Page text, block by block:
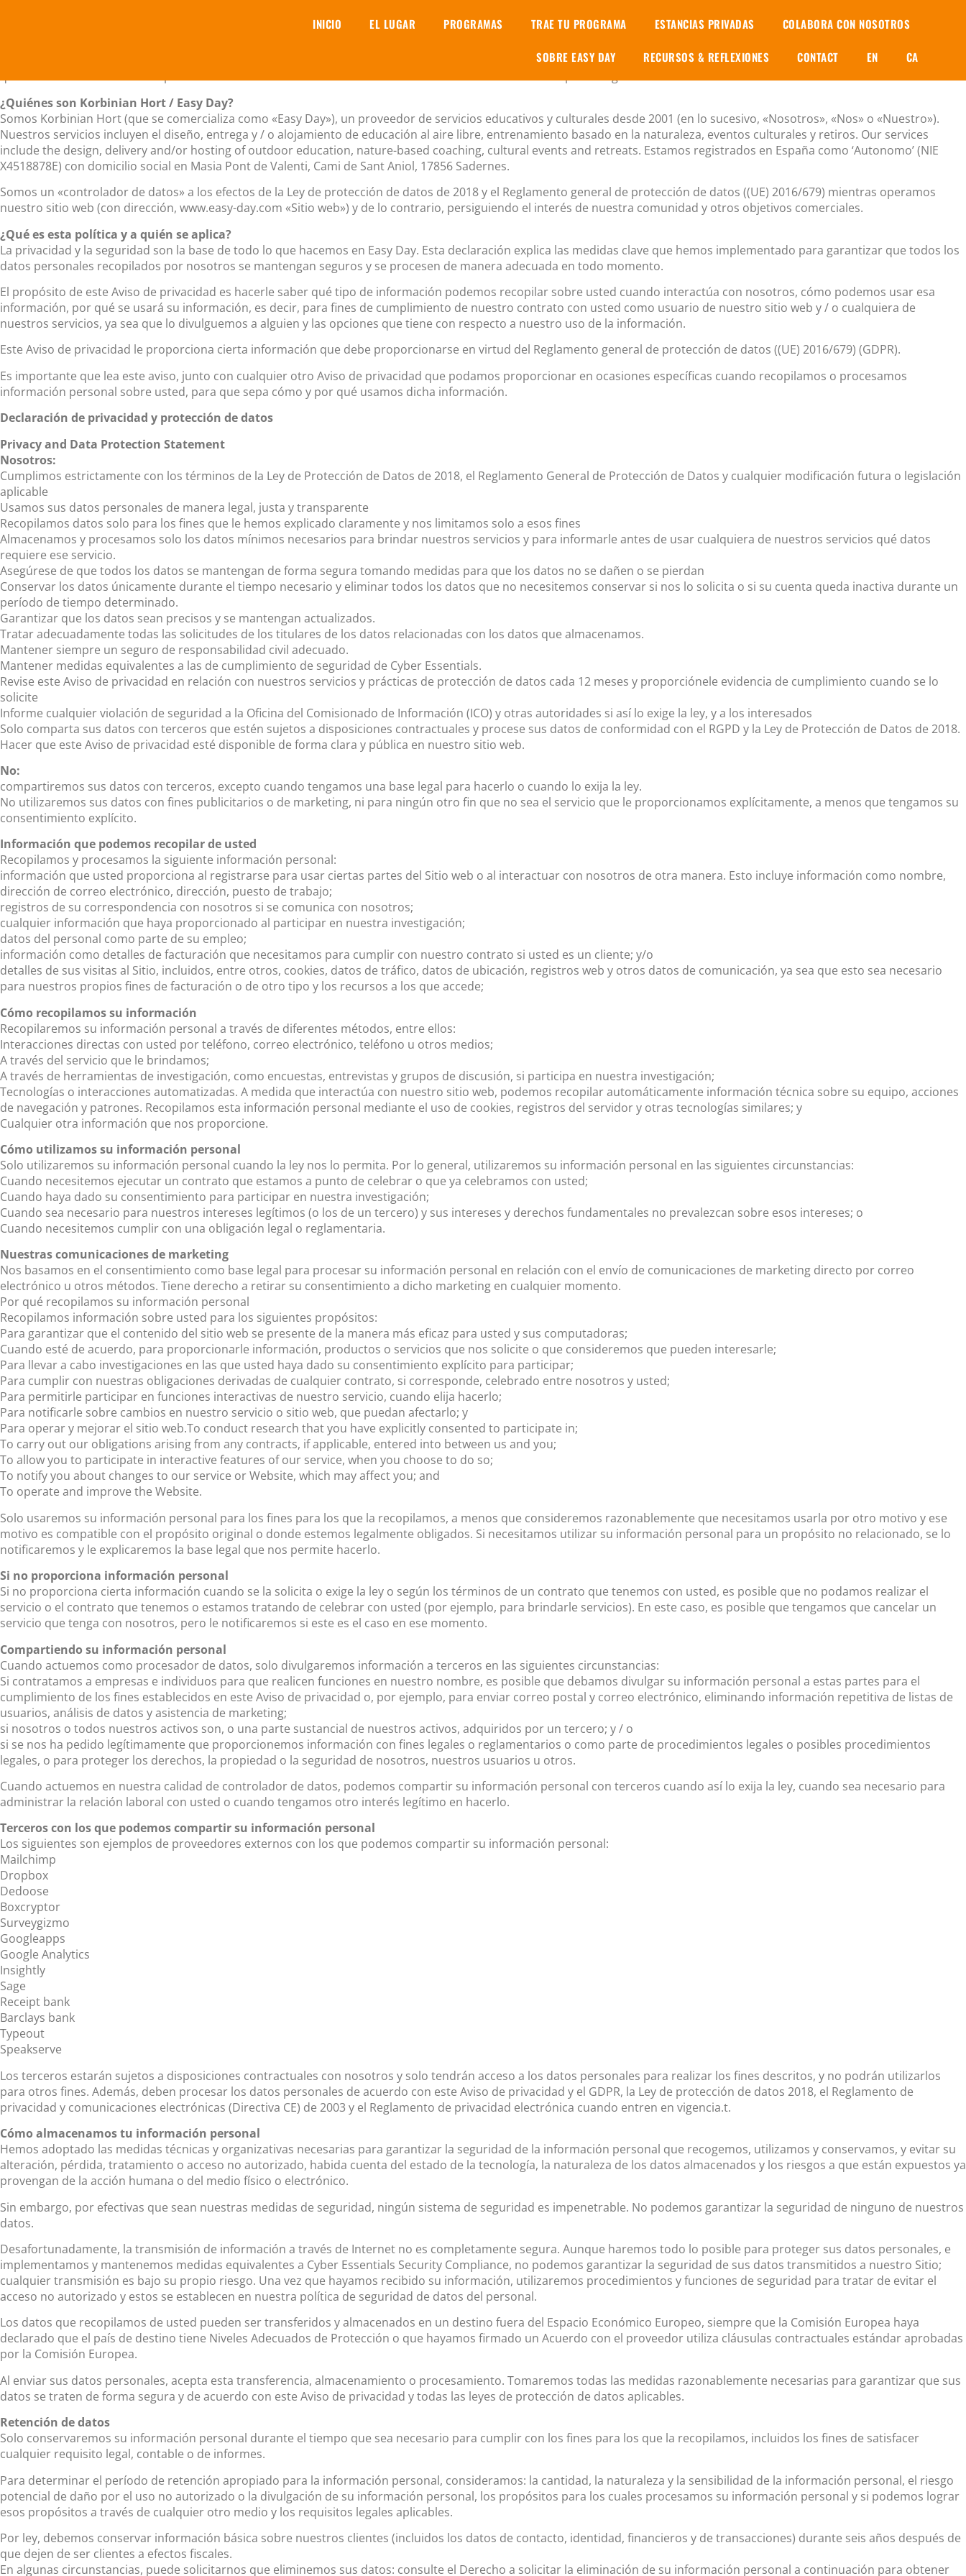
INICIO EL LUGAR PROGRAMAS TRAE TU PROGRAMA ESTANCIAS PRIVADAS COLABORA CON NOSOTROS
SOBRE EASY DAY RECURSOS & REFLEXIONES CONTACT EN CA
Este documento sustenta las políticas, promesas y contratos que hacemos con usted. Estamos comprometidos a proteger y respetar su privacidad.
This Privacy Notice sets out the basis on which any personal information we collect from you, or that you provide to Korbinian Hort/Easy Day will be processed by us. Es posible
¿Quiénes son Korbinian Hort / Easy Day?
Somos Korbinian Hort (que se comercializa como «Easy Day»), un proveedor de servicios educativos y culturales desde 2001 (en lo sucesivo, «Nosotros», «Nos» o «Nuestro»).
Nuestros servicios incluyen el diseño, entrega y / o alojamiento de educación al aire libre, entrenamiento basado en la naturaleza, eventos culturales y retiros. Our services
include the design, delivery and/or hosting of outdoor education, nature-based coaching, cultural events and retreats. Estamos registrados en España como ‘Autonomo’ (NIE
X4518878E) con domicilio social en Masia Pont de Valenti, Cami de Sant Aniol, 17856 Sadernes.
Somos un «controlador de datos» a los efectos de la Ley de protección de datos de 2018 y el Reglamento general de protección de datos ((UE) 2016/679) mientras operamos
nuestro sitio web (con dirección, www.easy-day.com «Sitio web») y de lo contrario, persiguiendo el interés de nuestra comunidad y otros objetivos comerciales.
¿Qué es esta política y a quién se aplica?
La privacidad y la seguridad son la base de todo lo que hacemos en Easy Day. Esta declaración explica las medidas clave que hemos implementado para garantizar que todos los
datos personales recopilados por nosotros se mantengan seguros y se procesen de manera adecuada en todo momento.
El propósito de este Aviso de privacidad es hacerle saber qué tipo de información podemos recopilar sobre usted cuando interactúa con nosotros, cómo podemos usar esa
información, por qué se usará su información, es decir, para fines de cumplimiento de nuestro contrato con usted como usuario de nuestro sitio web y / o cualquiera de
nuestros servicios, ya sea que lo divulguemos a alguien y las opciones que tiene con respecto a nuestro uso de la información.
Este Aviso de privacidad le proporciona cierta información que debe proporcionarse en virtud del Reglamento general de protección de datos ((UE) 2016/679) (GDPR).
Es importante que lea este aviso, junto con cualquier otro Aviso de privacidad que podamos proporcionar en ocasiones específicas cuando recopilamos o procesamos
información personal sobre usted, para que sepa cómo y por qué usamos dicha información.
Declaración de privacidad y protección de datos
Privacy and Data Protection Statement
Nosotros:
Cumplimos estrictamente con los términos de la Ley de Protección de Datos de 2018, el Reglamento General de Protección de Datos y cualquier modificación futura o legislación
aplicable
Usamos sus datos personales de manera legal, justa y transparente
Recopilamos datos solo para los fines que le hemos explicado claramente y nos limitamos solo a esos fines
Almacenamos y procesamos solo los datos mínimos necesarios para brindar nuestros servicios y para informarle antes de usar cualquiera de nuestros servicios qué datos
requiere ese servicio.
Asegúrese de que todos los datos se mantengan de forma segura tomando medidas para que los datos no se dañen o se pierdan
Conservar los datos únicamente durante el tiempo necesario y eliminar todos los datos que no necesitemos conservar si nos lo solicita o si su cuenta queda inactiva durante un
período de tiempo determinado.
Garantizar que los datos sean precisos y se mantengan actualizados.
Tratar adecuadamente todas las solicitudes de los titulares de los datos relacionadas con los datos que almacenamos.
Mantener siempre un seguro de responsabilidad civil adecuado.
Mantener medidas equivalentes a las de cumplimiento de seguridad de Cyber ​​Essentials.
Revise este Aviso de privacidad en relación con nuestros servicios y prácticas de protección de datos cada 12 meses y proporciónele evidencia de cumplimiento cuando se lo
solicite
Informe cualquier violación de seguridad a la Oficina del Comisionado de Información (ICO) y otras autoridades si así lo exige la ley, y a los interesados
Solo comparta sus datos con terceros que estén sujetos a disposiciones contractuales y procese sus datos de conformidad con el RGPD y la Ley de Protección de Datos de 2018.
Hacer que este Aviso de privacidad esté disponible de forma clara y pública en nuestro sitio web.
No:
compartiremos sus datos con terceros, excepto cuando tengamos una base legal para hacerlo o cuando lo exija la ley.
No utilizaremos sus datos con fines publicitarios o de marketing, ni para ningún otro fin que no sea el servicio que le proporcionamos explícitamente, a menos que tengamos su
consentimiento explícito.
Información que podemos recopilar de usted
Recopilamos y procesamos la siguiente información personal:
información que usted proporciona al registrarse para usar ciertas partes del Sitio web o al interactuar con nosotros de otra manera. Esto incluye información como nombre,
dirección de correo electrónico, dirección, puesto de trabajo;
registros de su correspondencia con nosotros si se comunica con nosotros;
cualquier información que haya proporcionado al participar en nuestra investigación;
datos del personal como parte de su empleo;
información como detalles de facturación que necesitamos para cumplir con nuestro contrato si usted es un cliente; y/o
detalles de sus visitas al Sitio, incluidos, entre otros, cookies, datos de tráfico, datos de ubicación, registros web y otros datos de comunicación, ya sea que esto sea necesario
para nuestros propios fines de facturación o de otro tipo y los recursos a los que accede;
Cómo recopilamos su información
Recopilaremos su información personal a través de diferentes métodos, entre ellos:
Interacciones directas con usted por teléfono, correo electrónico, teléfono u otros medios;
A través del servicio que le brindamos;
A través de herramientas de investigación, como encuestas, entrevistas y grupos de discusión, si participa en nuestra investigación;
Tecnologías o interacciones automatizadas. A medida que interactúa con nuestro sitio web, podemos recopilar automáticamente información técnica sobre su equipo, acciones
de navegación y patrones. Recopilamos esta información personal mediante el uso de cookies, registros del servidor y otras tecnologías similares; y
Cualquier otra información que nos proporcione.
Cómo utilizamos su información personal
Solo utilizaremos su información personal cuando la ley nos lo permita. Por lo general, utilizaremos su información personal en las siguientes circunstancias:
Cuando necesitemos ejecutar un contrato que estamos a punto de celebrar o que ya celebramos con usted;
Cuando haya dado su consentimiento para participar en nuestra investigación;
Cuando sea necesario para nuestros intereses legítimos (o los de un tercero) y sus intereses y derechos fundamentales no prevalezcan sobre esos intereses; o
Cuando necesitemos cumplir con una obligación legal o reglamentaria.
Nuestras comunicaciones de marketing
Nos basamos en el consentimiento como base legal para procesar su información personal en relación con el envío de comunicaciones de marketing directo por correo
electrónico u otros métodos. Tiene derecho a retirar su consentimiento a dicho marketing en cualquier momento.
Por qué recopilamos su información personal
Recopilamos información sobre usted para los siguientes propósitos:
Para garantizar que el contenido del sitio web se presente de la manera más eficaz para usted y sus computadoras;
Cuando esté de acuerdo, para proporcionarle información, productos o servicios que nos solicite o que consideremos que pueden interesarle;
Para llevar a cabo investigaciones en las que usted haya dado su consentimiento explícito para participar;
Para cumplir con nuestras obligaciones derivadas de cualquier contrato, si corresponde, celebrado entre nosotros y usted;
Para permitirle participar en funciones interactivas de nuestro servicio, cuando elija hacerlo;
Para notificarle sobre cambios en nuestro servicio o sitio web, que puedan afectarlo; y
Para operar y mejorar el sitio web.To conduct research that you have explicitly consented to participate in;
To carry out our obligations arising from any contracts, if applicable, entered into between us and you;
To allow you to participate in interactive features of our service, when you choose to do so;
To notify you about changes to our service or Website, which may affect you; and
To operate and improve the Website.
Solo usaremos su información personal para los fines para los que la recopilamos, a menos que consideremos razonablemente que necesitamos usarla por otro motivo y ese
motivo es compatible con el propósito original o donde estemos legalmente obligados. Si necesitamos utilizar su información personal para un propósito no relacionado, se lo
notificaremos y le explicaremos la base legal que nos permite hacerlo.
Si no proporciona información personal
Si no proporciona cierta información cuando se la solicita o exige la ley o según los términos de un contrato que tenemos con usted, es posible que no podamos realizar el
servicio o el contrato que tenemos o estamos tratando de celebrar con usted (por ejemplo, para brindarle servicios). En este caso, es posible que tengamos que cancelar un
servicio que tenga con nosotros, pero le notificaremos si este es el caso en ese momento.
Compartiendo su información personal
Cuando actuemos como procesador de datos, solo divulgaremos información a terceros en las siguientes circunstancias:
Si contratamos a empresas e individuos para que realicen funciones en nuestro nombre, es posible que debamos divulgar su información personal a estas partes para el
cumplimiento de los fines establecidos en este Aviso de privacidad o, por ejemplo, para enviar correo postal y correo electrónico, eliminando información repetitiva de listas de
usuarios, análisis de datos y asistencia de marketing;
si nosotros o todos nuestros activos son, o una parte sustancial de nuestros activos, adquiridos por un tercero; y / o
si se nos ha pedido legítimamente que proporcionemos información con fines legales o reglamentarios o como parte de procedimientos legales o posibles procedimientos
legales, o para proteger los derechos, la propiedad o la seguridad de nosotros, nuestros usuarios u otros.
Cuando actuemos en nuestra calidad de controlador de datos, podemos compartir su información personal con terceros cuando así lo exija la ley, cuando sea necesario para
administrar la relación laboral con usted o cuando tengamos otro interés legítimo en hacerlo.
Terceros con los que podemos compartir su información personal
Los siguientes son ejemplos de proveedores externos con los que podemos compartir su información personal:
Mailchimp
Dropbox
Dedoose
Boxcryptor
Surveygizmo
Googleapps
Google Analytics
Insightly
Sage
Receipt bank
Barclays bank
Typeout
Speakserve
Los terceros estarán sujetos a disposiciones contractuales con nosotros y solo tendrán acceso a los datos personales para realizar los fines descritos, y no podrán utilizarlos
para otros fines. Además, deben procesar los datos personales de acuerdo con este Aviso de privacidad y el GDPR, la Ley de protección de datos 2018, el Reglamento de
privacidad y comunicaciones electrónicas (Directiva CE) de 2003 y el Reglamento de privacidad electrónica cuando entren en vigencia.t.
Cómo almacenamos tu información personal
Hemos adoptado las medidas técnicas y organizativas necesarias para garantizar la seguridad de la información personal que recogemos, utilizamos y conservamos, y evitar su
alteración, pérdida, tratamiento o acceso no autorizado, habida cuenta del estado de la tecnología, la naturaleza de los datos almacenados y los riesgos a que están expuestos ya
provengan de la acción humana o del medio físico o electrónico.
Sin embargo, por efectivas que sean nuestras medidas de seguridad, ningún sistema de seguridad es impenetrable. No podemos garantizar la seguridad de ninguno de nuestros
datos.
Desafortunadamente, la transmisión de información a través de Internet no es completamente segura. Aunque haremos todo lo posible para proteger sus datos personales, e
implementamos y mantenemos medidas equivalentes a Cyber Essentials Security Compliance, no podemos garantizar la seguridad de sus datos transmitidos a nuestro Sitio;
cualquier transmisión es bajo su propio riesgo. Una vez que hayamos recibido su información, utilizaremos procedimientos y funciones de seguridad para tratar de evitar el
acceso no autorizado y estos se establecen en nuestra política de seguridad de datos del personal.
Los datos que recopilamos de usted pueden ser transferidos y almacenados en un destino fuera del Espacio Económico Europeo, siempre que la Comisión Europea haya
declarado que el país de destino tiene Niveles Adecuados de Protección o que hayamos firmado un Acuerdo con el proveedor utiliza cláusulas contractuales estándar aprobadas
por la Comisión Europea.
Al enviar sus datos personales, acepta esta transferencia, almacenamiento o procesamiento. Tomaremos todas las medidas razonablemente necesarias para garantizar que sus
datos se traten de forma segura y de acuerdo con este Aviso de privacidad y todas las leyes de protección de datos aplicables.
Retención de datos
Solo conservaremos su información personal durante el tiempo que sea necesario para cumplir con los fines para los que la recopilamos, incluidos los fines de satisfacer
cualquier requisito legal, contable o de informes.
Para determinar el período de retención apropiado para la información personal, consideramos: la cantidad, la naturaleza y la sensibilidad de la información personal, el riesgo
potencial de daño por el uso no autorizado o la divulgación de su información personal, los propósitos para los cuales procesamos su información personal y si podemos lograr
esos propósitos a través de cualquier otro medio y los requisitos legales aplicables.
Por ley, debemos conservar información básica sobre nuestros clientes (incluidos los datos de contacto, identidad, financieros y de transacciones) durante seis años después de
que dejen de ser clientes a efectos fiscales.
En algunas circunstancias, puede solicitarnos que eliminemos sus datos: consulte el Derecho a solicitar la eliminación de su información personal a continuación para obtener